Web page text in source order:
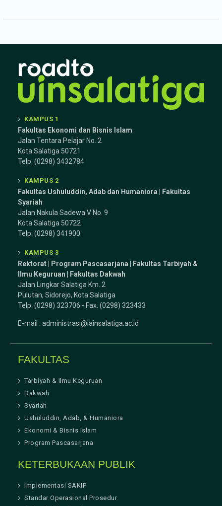
KAMPUS 1
Fakultas Ekonomi dan Bisnis Islam
Jalan Tentara Pelajar No. 2
Kota Salatiga 50721
Telp. (0298) 3432784
KAMPUS 2
Fakultas Ushuluddin, Adab dan Humaniora | Fakultas
Syariah
Jalan Nakula Sadewa V No. 9
Kota Salatiga 50722
Telp. (0298) 341900
KAMPUS 3
Rektorat | Program Pascasarjana | Fakultas Tarbiyah &
Ilmu Keguruan |
Fakultas Dakwah
Jalan Lingkar Salatiga Km. 2
Pulutan, Sidorejo, Kota Salatiga
Telp. (0298) 323706 - Fax. (0298) 323433
E-mail :administrasi@iainsalatiga.ac.id
FAKULTAS
Tarbiyah & Ilmu Keguruan
Dakwah
Syariah
Ushuluddin, Adab, & Humaniora
Ekonomi & Bisnis Islam
Program Pascasarjana
KETERBUKAAN PUBLIK
Implementasi SAKIP
Standar Operasional Prosedur